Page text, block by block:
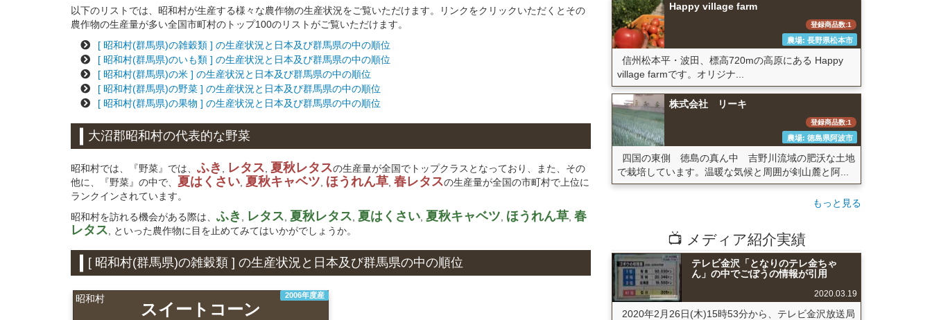
以下のリストでは、昭和村が生産する様々な農作物の生産状況をご覧いただけます。リンクをクリックいただくとその
農作物の生産量が多い全国市町村のトップ100のリストがご覧いただけます。
[ 昭和村(群馬県)の雑穀類 ] の生産状況と日本及び群馬県の中の順位
[ 昭和村(群馬県)のいも類 ] の生産状況と日本及び群馬県の中の順位
[ 昭和村(群馬県)の米 ] の生産状況と日本及び群馬県の中の順位
[ 昭和村(群馬県)の野菜 ] の生産状況と日本及び群馬県の中の順位
[ 昭和村(群馬県)の果物 ] の生産状況と日本及び群馬県の中の順位
大沼郡昭和村の代表的な野菜
昭和村では、『野菜』では、 ふき レタス 夏秋レタスの生産量が全国でトップクラスとなっており、また、その
他に、『野菜』の中で、 夏はくさい 夏秋キャベツ ほうれん草 春レタスの生産量が全国の市町村で上位に
ランクインされています。
昭和村を訪れる機会がある際は、 ふき レタス 夏秋レタス 夏はくさい 夏秋キャベツ ほうれん草 春
レタス , といった農作物に目を止めてみてはいかがでしょうか。
[ 昭和村(群馬県)の雑穀類 ] の生産状況と日本及び群馬県の中の順位
昭和村 2006年度産
スイートコーン
Happy village farm
登録商品数:1
農場: 長野県松本市
信州松本平・波田、標高720mの高原にある Happy
village farmです。オリジナ...
株式会社 リーキ
登録商品数:1
農場: 徳島県阿波市
四国の東側 徳島の真ん中 吉野川流域の肥沃な土地
で栽培しています。温暖な気候と周囲が剣山麓と阿...
もっと見る
📺 メディア紹介実績
テレビ金沢「となりのテレ金ちゃ
ん」の中でごぼうの情報が引用
2020.03.19
2020年2月26日(木)15時53分から、テレビ金沢放送局